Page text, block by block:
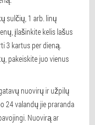
sulčių, 1 arb. linų
įlašinkite kelis lašus
3 kartus per dieną.
pakeiskite juo vienus
nuovirų ir užpilų
24 valandų jie praranda
Nuovirą ar